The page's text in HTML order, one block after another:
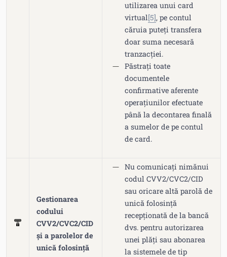
utilizarea unui card
virtual[5], pe contul
căruia puteți transfera
doar suma necesară
tranzacției.
Păstrați toate
documentele
confirmative aferente
operațiunilor efectuate
până la decontarea finală
a sumelor de pe contul
de card.
Gestionarea
codului
CVV2/CVC2/CID
și a parolelor de
unică folosință
Nu comunicați nimănui
codul CVV2/CVC2/CID
sau oricare altă parolă de
unică folosință
recepționată de la bancă
dvs. pentru autorizarea
unei plăți sau abonarea
la sistemele de tip